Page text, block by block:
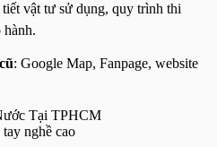
vật tư sử dụng, quy trình thi
hành.
: Google Map, Fanpage, website
nghề cao